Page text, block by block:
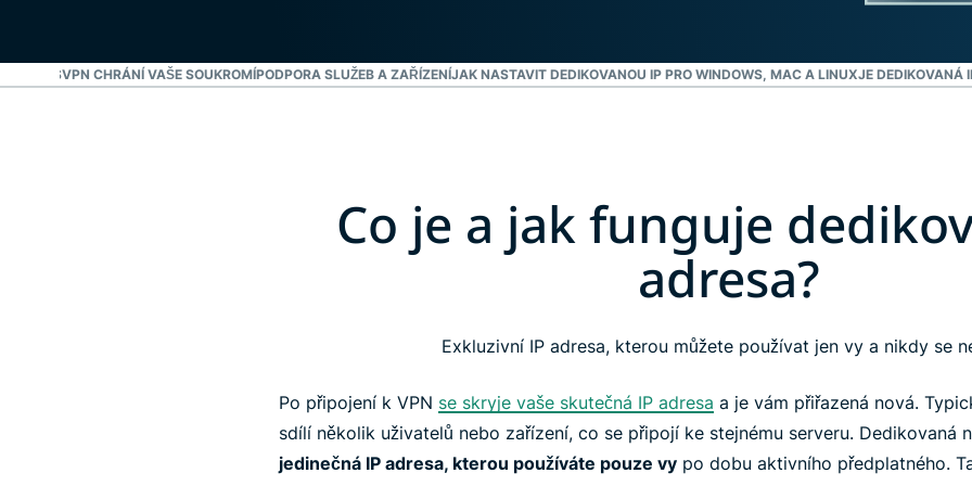
CHRÁNÍ VAŠE SOUKROMÍPODPORA SLUŽEB A ZAŘÍZENÍJAK NASTAVIT DEDIKOVANOU IP PRO WINDOWS, MAC A LINUXJE DEDIKOVANÁ
Co je a jak funguje
adresa?
Exkluzivní IP adresa, kterou můžete používat jen vy a nikdy se
Po připojení k VPN se skryje vaše skutečná IP adresa a je vám přiřazená nová.
sdílí několik uživatelů nebo zařízení, co se připojí ke stejnému serveru. Dedikovaná
jedinečná IP adresa, kterou používáte pouze vy po dobu aktivního předplatného.